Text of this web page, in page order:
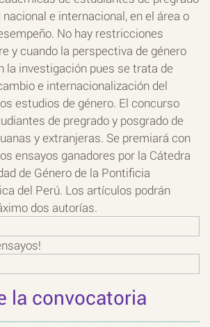
e internacional, en el área o
No hay restricciones
y cuando la perspectiva de género
la investigación pues se trata de
e internacionalización del
estudios de género. El concurso
de pregrado y posgrado de
y extranjeras. Se premiará con
ensayos ganadores por la Cátedra
de Género de la Pontificia
del Perú. Los artículos podrán
dos autorías.
la convocatoria